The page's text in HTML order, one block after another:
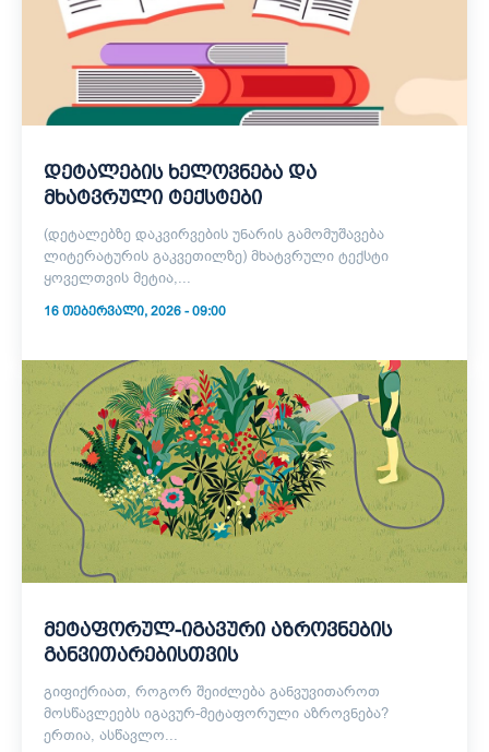
დეტალების ხელოვნება და
მხატვრული ტექსტები
(დეტალებზე დაკვირვების უნარის გამომუშავება
ლიტერატურის გაკვეთილზე) მხატვრული ტექსტი
ყოველთვის მეტია,...
16 ᲗᲔᲑᲔᲠᲕᲐᲚᲘ, 2026 - 09:00
მეტაფორულ-იგავური აზროვნების
განვითარებისთვის
გიფიქრიათ, როგორ შეიძლება განვუვითაროთ
მოსწავლეებს იგავურ-მეტაფორული აზროვნება?
ერთია, ასწავლო...